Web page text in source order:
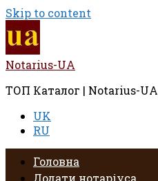
Skip to content
Notarius-UA
ТОП Каталог | Notarius-UA
UK
RU
Головна
Додати нотаріуса